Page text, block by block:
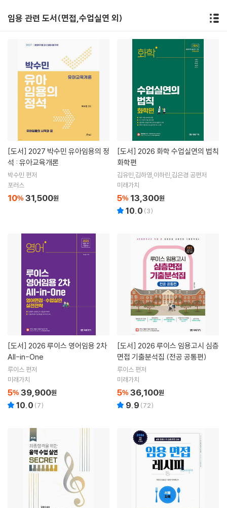
임용 관련 도서(면접,수업실연 외)
[도서]
석 : 유아교육개론
박수민 편저
포러스
10% 31,500원
[도서]
화학편
김유민,김하영,이하린,김은경 공편저
미래가치
5% 13,300원
10.0 (3)
[도서]
All-in-One
루이스 편저
미래가치
5% 39,900원
10.0 (7)
[도서]
면접 기출분석집 (전공 공통편)
루이스 편저
미래가치
5% 36,100원
9.9 (72)